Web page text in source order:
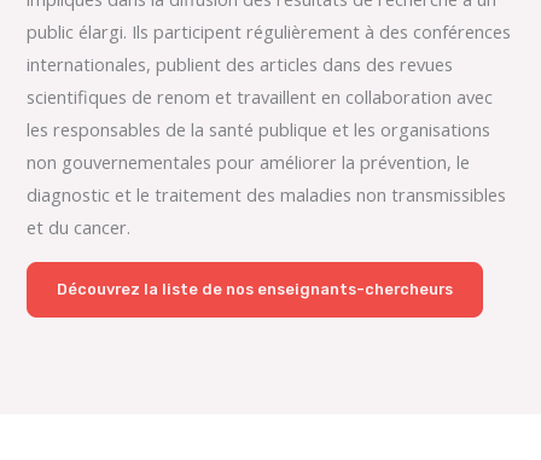
public élargi. Ils participent régulièrement à des conférences
internationales, publient des articles dans des revues
scientifiques de renom et travaillent en collaboration avec
les responsables de la santé publique et les organisations
non gouvernementales pour améliorer la prévention, le
diagnostic et le traitement des maladies non transmissibles
et du cancer.
Découvrez la liste de nos enseignants-chercheurs